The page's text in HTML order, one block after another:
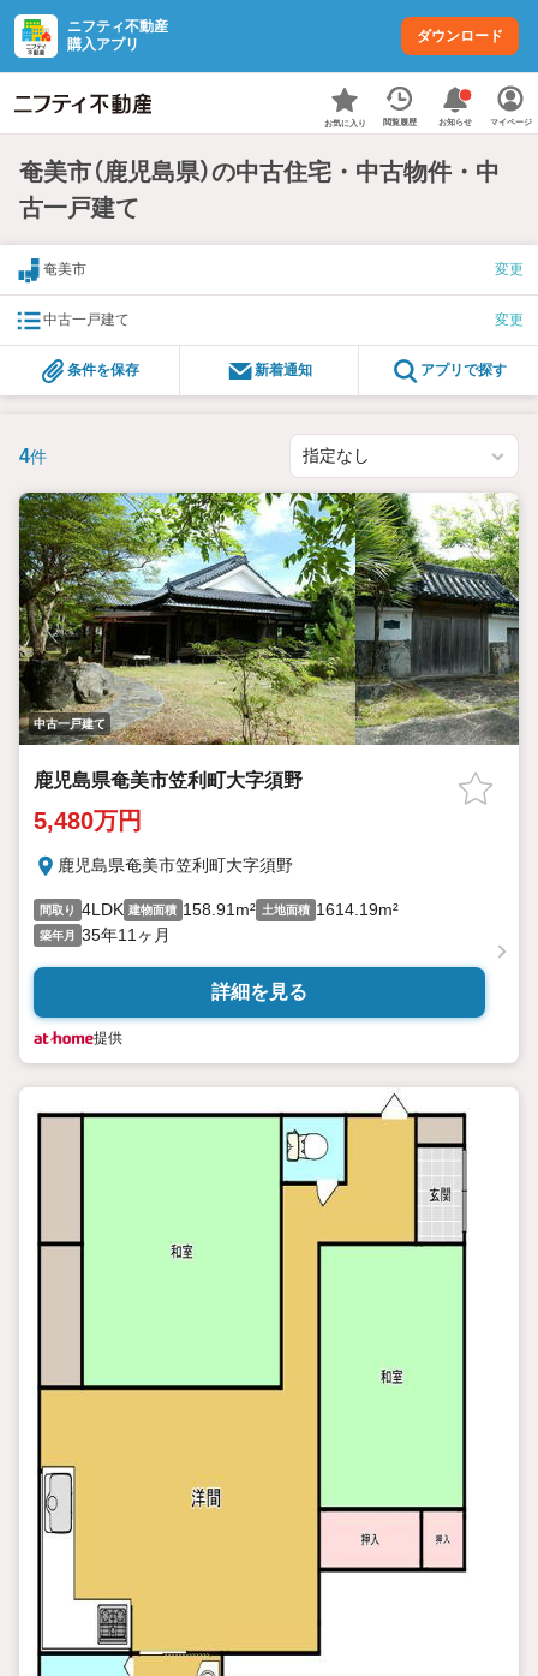
ニフティ不動産
購入アプリ
ダウンロード
お気に入り 閲覧履歴 お知らせ マイページ
奄美市（鹿児島県）の中古住宅・中古物件・中
古一戸建て
奄美市 変更
中古一戸建て 変更
条件を保存 新着通知 アプリで探す
4件
中古一戸建て
鹿児島県奄美市笠利町大字須野
5,480万円
鹿児島県奄美市笠利町大字須野
間取り 4LDK 建物面積 158.91m² 土地面積 1614.19m²
築年月 35年11ヶ月
詳細を見る
提供